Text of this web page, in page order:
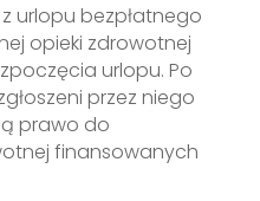
urlopu bezpłatnego
opieki zdrowotnej
urlopu. Po
przez niego
prawo do
finansowanych